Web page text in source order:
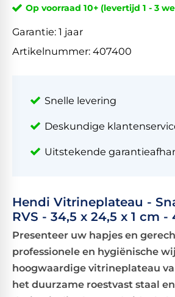
Op voorraad 10+ (levertijd 1 - 3
Garantie: 1 jaar
Artikelnummer: 407400
Snelle levering
Deskundige
Uitstekende
Hendi Vitrineplateau -
RVS - 34,5 x 24,5 x 1 cm -
Presenteer uw hapjes en
professionele en hygiënische
hoogwaardige vitrineplateau
het duurzame roestvast staal